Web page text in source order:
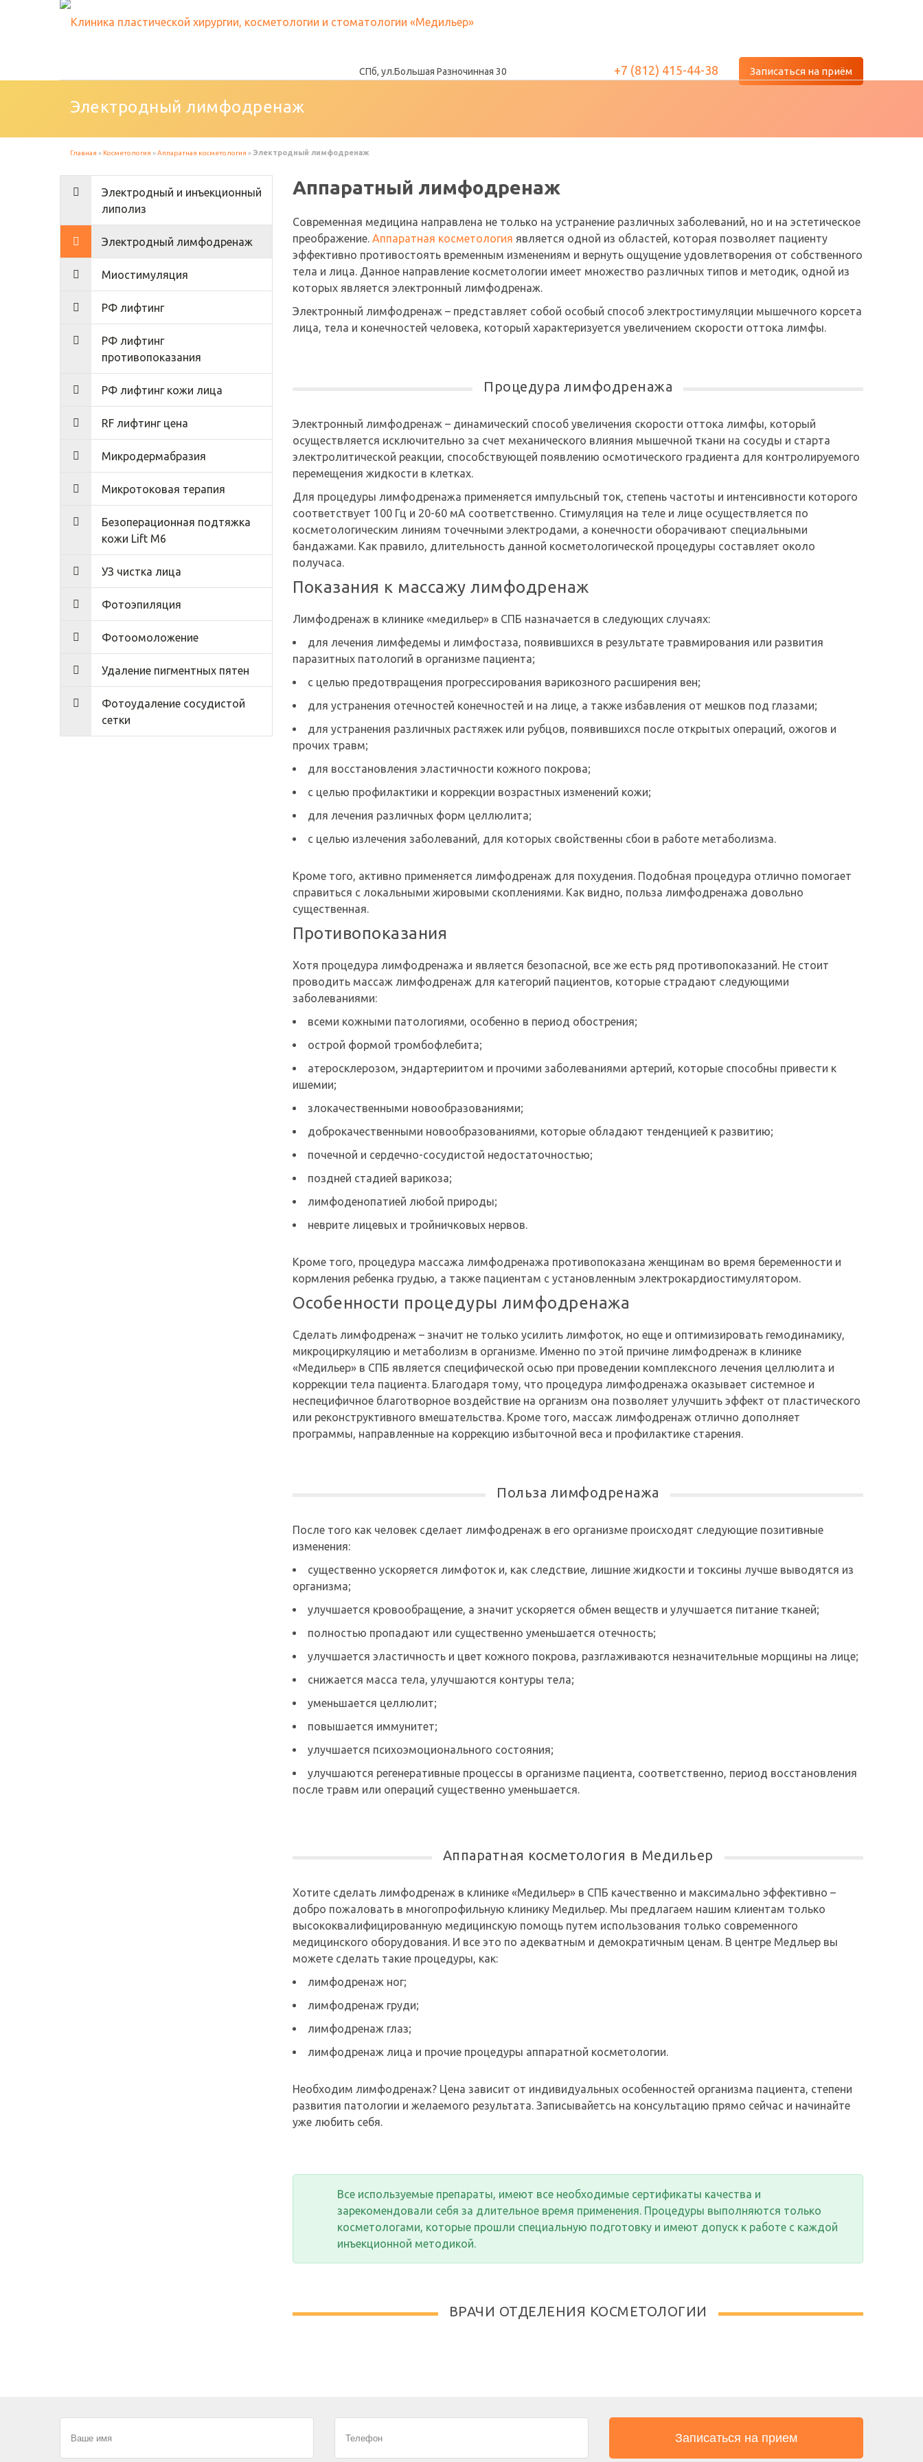
Записаться на приём
+7 (812) 415-44-38
СПб, ул.Большая Разночинная 30
Электродный лимфодренаж
Главная » Косметология »Аппаратная косметология » Электродный лимфодренаж
Аппаратный лимфодренаж
Современная медицина направлена не только на устранение различных заболеваний, но и на эстетическое
преображение.Аппаратная косметология является одной из областей, которая позволяет пациенту
эффективно противостоять временным изменениям и вернуть ощущение удовлетворения от собственного
тела и лица. Данное направление косметологии имеет множество различных типов и методик, одной из
которых является электронный лимфодренаж.
Электронный лимфодренаж – представляет собой особый способ электростимуляции мышечного корсета
лица, тела и конечностей человека, который характеризуется увеличением скорости оттока лимфы.
Процедура лимфодренажа
Электронный лимфодренаж – динамический способ увеличения скорости оттока лимфы, который
осуществляется исключительно за счет механического влияния мышечной ткани на сосуды и старта
электролитической реакции, способствующей появлению осмотического градиента для контролируемого
перемещения жидкости в клетках.
Для процедуры лимфодренажа применяется импульсный ток, степень частоты и интенсивности которого
соответствует 100 Гц и 20-60 мА соответственно. Стимуляция на теле и лице осуществляется по
косметологическим линиям точечными электродами, а конечности оборачивают специальными
бандажами. Как правило, длительность данной косметологической процедуры составляет около
получаса.
Показания к массажу лимфодренаж
Лимфодренаж в клинике «медильер» в СПБ назначается в следующих случаях:
для лечения лимфедемы и лимфостаза, появившихся в результате травмирования или развития
паразитных патологий в организме пациента;
с целью предотвращения прогрессирования варикозного расширения вен;
для устранения отечностей конечностей и на лице, а также избавления от мешков под глазами;
для устранения различных растяжек или рубцов, появившихся после открытых операций, ожогов и
прочих травм;
для восстановления эластичности кожного покрова;
с целью профилактики и коррекции возрастных изменений кожи;
для лечения различных форм целлюлита;
с целью излечения заболеваний, для которых свойственны сбои в работе метаболизма.
Кроме того, активно применяется лимфодренаж для похудения. Подобная процедура отлично помогает
справиться с локальными жировыми скоплениями. Как видно, польза лимфодренажа довольно
существенная.
Противопоказания
Хотя процедура лимфодренажа и является безопасной, все же есть ряд противопоказаний. Не стоит
проводить массаж лимфодренаж для категорий пациентов, которые страдают следующими
заболеваниями:
всеми кожными патологиями, особенно в период обострения;
острой формой тромбофлебита;
атеросклерозом, эндартериитом и прочими заболеваниями артерий, которые способны привести к
ишемии;
злокачественными новообразованиями;
доброкачественными новообразованиями, которые обладают тенденцией к развитию;
почечной и сердечно-сосудистой недостаточностью;
поздней стадией варикоза;
лимфоденопатией любой природы;
неврите лицевых и тройничковых нервов.
Кроме того, процедура массажа лимфодренажа противопоказана женщинам во время беременности и
кормления ребенка грудью, а также пациентам с установленным электрокардиостимулятором.
Особенности процедуры лимфодренажа
Сделать лимфодренаж – значит не только усилить лимфоток, но еще и оптимизировать гемодинамику,
микроциркуляцию и метаболизм в организме. Именно по этой причине лимфодренаж в клинике
«Медильер» в СПБ является специфической осью при проведении комплексного лечения целлюлита и
коррекции тела пациента. Благодаря тому, что процедура лимфодренажа оказывает системное и
неспецифичное благотворное воздействие на организм она позволяет улучшить эффект от пластического
или реконструктивного вмешательства. Кроме того, массаж лимфодренаж отлично дополняет
программы, направленные на коррекцию избыточной веса и профилактике старения.
Польза лимфодренажа
После того как человек сделает лимфодренаж в его организме происходят следующие позитивные
изменения:
существенно ускоряется лимфоток и, как следствие, лишние жидкости и токсины лучше выводятся из
организма;
улучшается кровообращение, а значит ускоряется обмен веществ и улучшается питание тканей;
полностью пропадают или существенно уменьшается отечность;
улучшается эластичность и цвет кожного покрова, разглаживаются незначительные морщины на лице;
снижается масса тела, улучшаются контуры тела;
уменьшается целлюлит;
повышается иммунитет;
улучшается психоэмоционального состояния;
улучшаются регенеративные процессы в организме пациента, соответственно, период восстановления
после травм или операций существенно уменьшается.
Аппаратная косметология в Медильер
Хотите сделать лимфодренаж в клинике «Медильер» в СПБ качественно и максимально эффективно –
добро пожаловать в многопрофильную клинику Медильер. Мы предлагаем нашим клиентам только
высококвалифицированную медицинскую помощь путем использования только современного
медицинского оборудования. И все это по адекватным и демократичным ценам. В центре Медльер вы
можете сделать такие процедуры, как:
лимфодренаж ног;
лимфодренаж груди;
лимфодренаж глаз;
лимфодренаж лица и прочие процедуры аппаратной косметологии.
Необходим лимфодренаж? Цена зависит от индивидуальных особенностей организма пациента, степени
развития патологии и желаемого результата. Записывайетсь на консультацию прямо сейчас и начинайте
уже любить себя.
Все используемые препараты, имеют все необходимые сертификаты качества и
зарекомендовали себя за длительное время применения. Процедуры выполняются только
косметологами, которые прошли специальную подготовку и имеют допуск к работе с каждой
инъекционной методикой.
ВРАЧИ ОТДЕЛЕНИЯ КОСМЕТОЛОГИИ
Электродный и инъекционный
липолиз
Электродный лимфодренаж
Миостимуляция
РФ лифтинг
РФ лифтинг
противопоказания
РФ лифтинг кожи лица
RF лифтинг цена
Микродермабразия
Микротоковая терапия
Безоперационная подтяжка
кожи Lift M6
УЗ чистка лица
Фотоэпиляция
Фотоомоложение
Удаление пигментных пятен
Фотоудаление сосудистой
сетки